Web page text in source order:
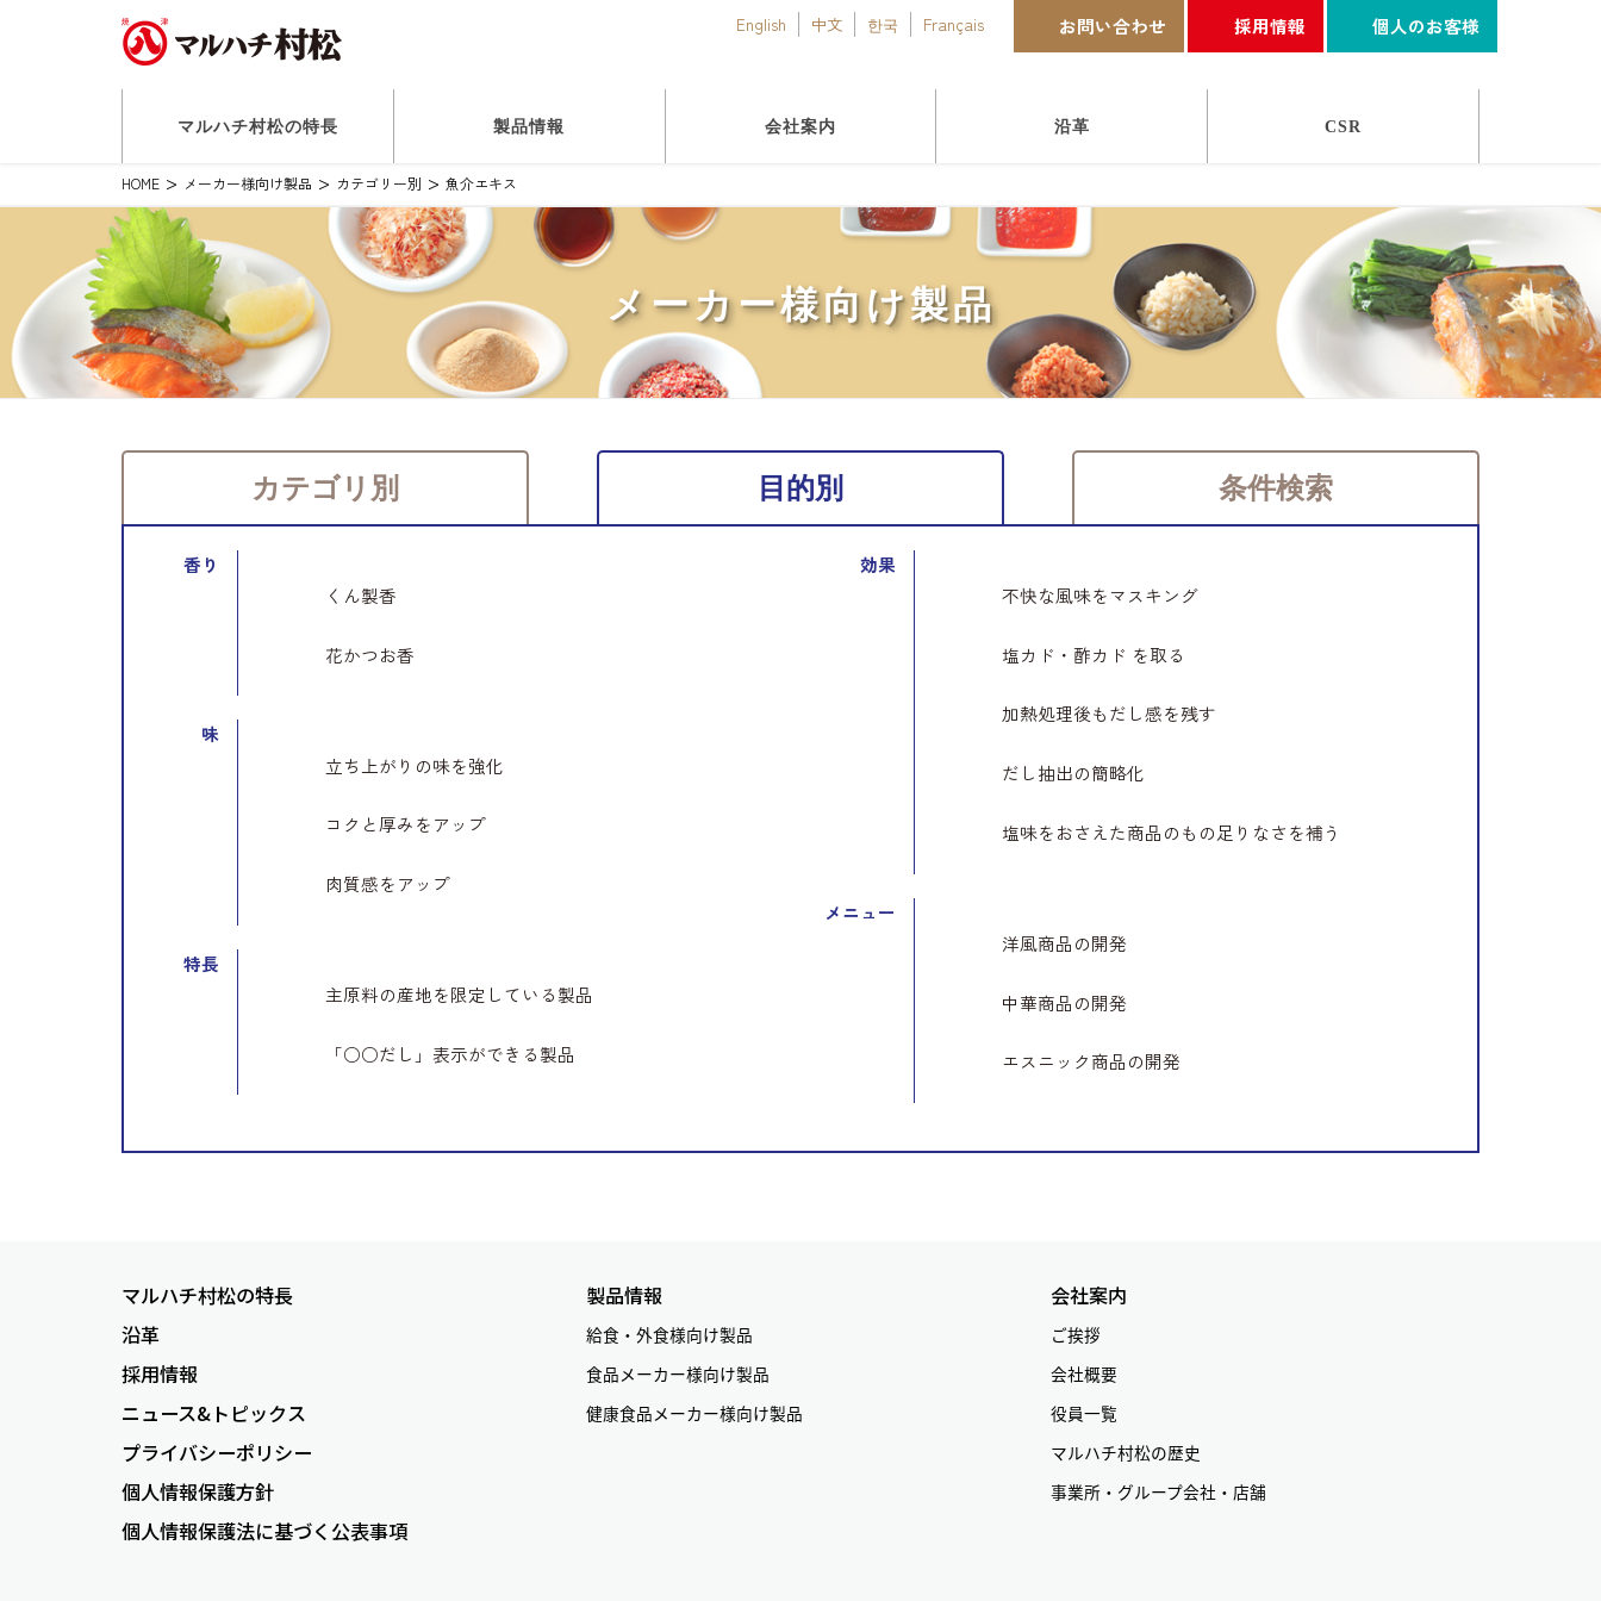
お問い合わせ 採用情報 個人のお客様
English 中文 한국 Français
マルハチ村松の特長 製品情報 会社案内 沿革 CSR
HOME メーカー様向け製品 カテゴリー別 魚介エキス
メーカー様向け製品
カテゴリ別 目的別 条件検索
香り
くん製香
花かつお香
味
立ち上がりの味を強化
コクと厚みをアップ
肉質感をアップ
特長
主原料の産地を限定している製品
「○○だし」表示ができる製品
効果
不快な風味をマスキング
塩カド・酢カド を取る
加熱処理後もだし感を残す
だし抽出の簡略化
塩味をおさえた商品のもの足りなさを補う
メニュー
洋風商品の開発
中華商品の開発
エスニック商品の開発
マルハチ村松の特長
沿革
採用情報
ニュース&トピックス
プライバシーポリシー
個人情報保護方針
個人情報保護法に基づく公表事項
製品情報
給食・外食様向け製品
食品メーカー様向け製品
健康食品メーカー様向け製品
会社案内
ご挨拶
会社概要
役員一覧
マルハチ村松の歴史
事業所・グループ会社・店舗